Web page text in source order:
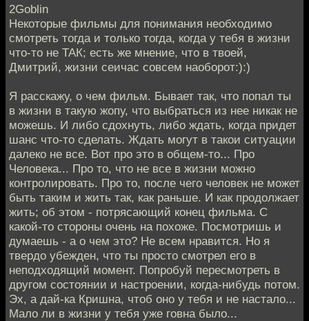
2Goblin
Некоторые фильмы для понимания необходимо
смотреть тогда и только тогда, когда у тебя в жизни
что-то не ТАК; есть же мнение, что в твоей,
Дмитрий, жизни сеичас совсем наоборот:):)
Я расскажу, о чем фильм. Бывает так, что попал ты
в жизни в такую жопу, что выбраться из нее никак не
можешь. И либо сдохнуть, либо ждать, когда придет
шанс что-то сделать. Ждать могут в такои ситуации
далеко не все. Вот про это в общем-то... Про
Человека... Про то, что не все в жизни можно
контролировать. Про то, после чего человек не может
быть таким и жить так, как раньше. И как продолжает
жить; об этом - потрясающий конец фильма. С
какой-то стороны очень на похоже. Посмотришь и
думаешь - а о чем это? Не всем нравится. Но я
твердо убежден, что ты просто смотрел его в
неподходящий момент. Попробуй пересмотреть в
другом состоянии и настроении, когда-нибудь потом.
Эх, а дай-ка Кришна, чтоб оно у тебя и не настало...
Мало ли в жизни у тебя уже говна было...